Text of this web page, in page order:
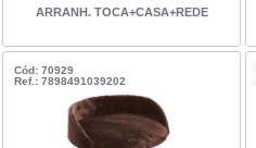
ARRANH. TOCA+CASA+REDE
Cód: 70929
Ref.: 7898491039202